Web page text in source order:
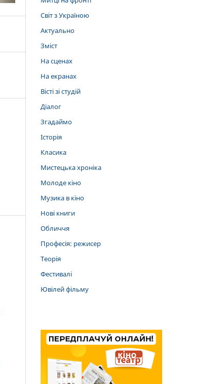
Світ з Україною
Актуально
Зміст
На сценах
На екранах
Вісті зі студій
Діалог
Згадаймо
Історія
Класика
Мистецька хроніка
Молоде кіно
Музика в кіно
Нові книги
Обличчя
Професія: режисер
Теорія
Фестивалі
Ювілей фільму